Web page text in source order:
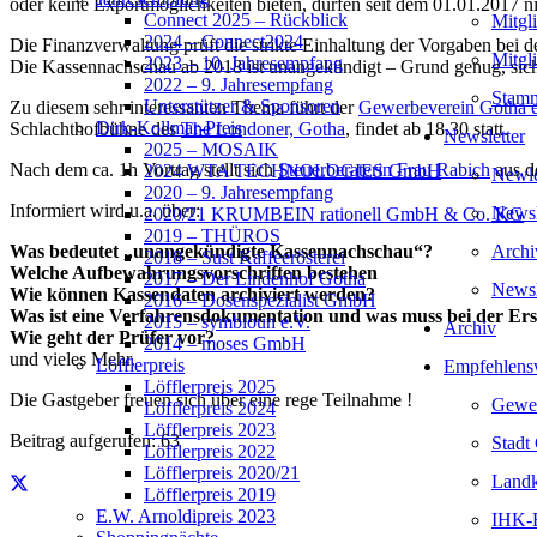
Newsletter
Archiv
Stadt
IHK-
Connect 2025 – Rückblick
2024 – Connect2024
2023 – 10. Jahresempfang
2022 – 9. Jahresempfang
Unterstützer & Sponsoren
Dirk-Kollmar-Preis
2025 – MOSAIK
2024 WTA TECHNOLOGIES GmbH
2020 – 9. Jahresempfang
2020/21 KRUMBEIN rationell GmbH & Co. KG
2019 – THÜROS
2018 – Sust Kaffeerösterei
2017 – Der Lindenhof Gotha
2016 – Dosenspezialist GmbH
2015 – symbioun e.V.
2014 – moses GmbH
Löfflerpreis
Löfflerpreis 2025
Löfflerpreis 2024
Löfflerpreis 2023
Löfflerpreis 2022
Löfflerpreis 2020/21
Löfflerpreis 2019
E.W. Arnoldipreis 2023
oder keine Exportmöglichkeiten bieten, dürfen seit dem 01.01.2017
Die Finanzverwaltung prüft die strikte Einhaltung der Vorgaben bei
Die Kassennachschau ab 2018 ist unangekündigt – Grund genug,
Zu diesem sehr interessanten Thema führt derGewerbeverein Gotha
Schlachthofbühne desThe Londoner, Gotha, findet ab 18.30 statt.
Nach dem ca. 1h Vortrag stellt sichSteuerberaterin Frau Rabichaus
Informiert wird u.a. über:
Was bedeutet „unangekündigte Kassennachschau“?
Welche Aufbewahrungsvorschriften bestehen
Wie können Kassendaten archiviert werden?
Was ist eine Verfahrensdokumentation und was muss bei der
Wie geht der Prüfer vor?
und vieles Mehr.
Die Gastgeber freuen sich über eine rege Teilnahme !
Beitrag aufgerufen: 63